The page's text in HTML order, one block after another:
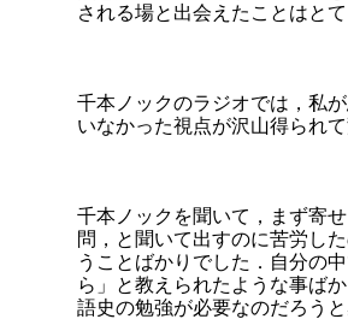
される場と出会えたことはと
千本ノックのラジオでは，私
いなかった視点が沢山得られて
千本ノックを聞いて，まず寄
問，と聞いて出すのに苦労し
うことばかりでした．自分の
ら」と教えられたような事ば
語史の勉強が必要なのだろうと